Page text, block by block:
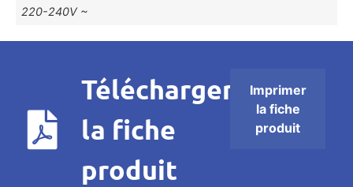
220-240V ~
Télécharger
la fiche
produit
Imprimer
la fiche
produit